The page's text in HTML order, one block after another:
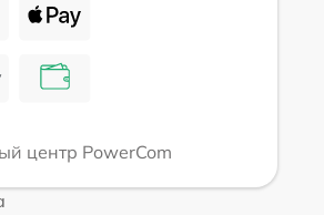
центр PowerCom